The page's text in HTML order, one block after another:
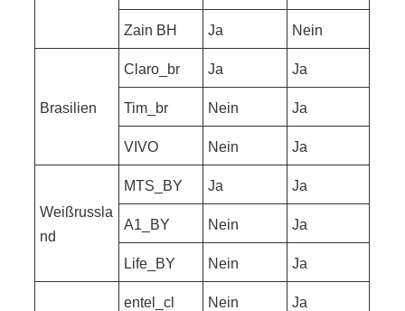
Zain BH Ja Nein
Brasilien
Claro_br Ja Ja
Tim_br Nein Ja
VIVO Nein Ja
Weißrussla
nd
MTS_BY Ja Ja
A1_BY Nein Ja
Life_BY Nein Ja
entel_cl Nein Ja